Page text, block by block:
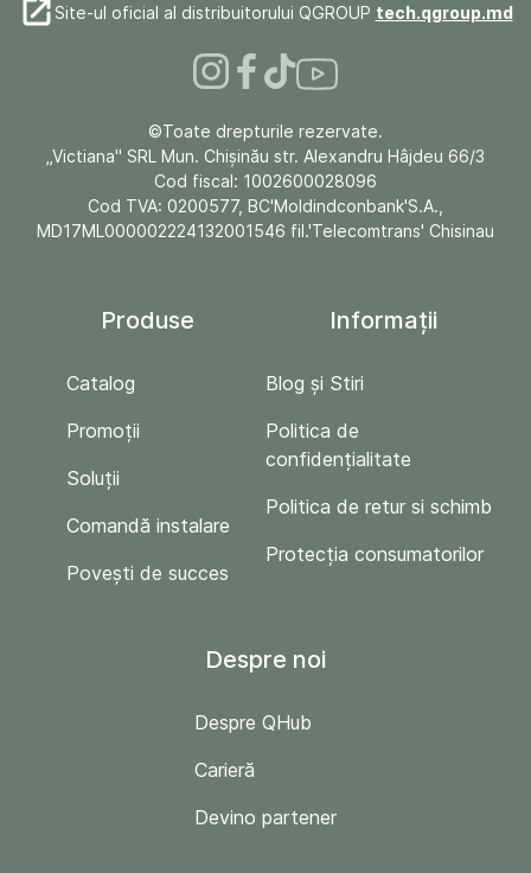
Site-ul oficial al distribuitorului QGROUP tech.qgroup.md
©Toate drepturile rezervate.
„Victiana" SRL Mun. Chişinău str. Alexandru Hâjdeu 66/3
Cod fiscal: 1002600028096
Cod TVA: 0200577, BC'Moldindconbank'S.A.,
MD17ML000002224132001546 fil.'Telecomtrans' Chisinau
Produse
Catalog
Promoții
Soluții
Comandă instalare
Povești de succes
Informații
Blog și Stiri
Politica de
confidențialitate
Politica de retur si schimb
Protecția consumatorilor
Despre noi
Despre QHub
Carieră
Devino partener